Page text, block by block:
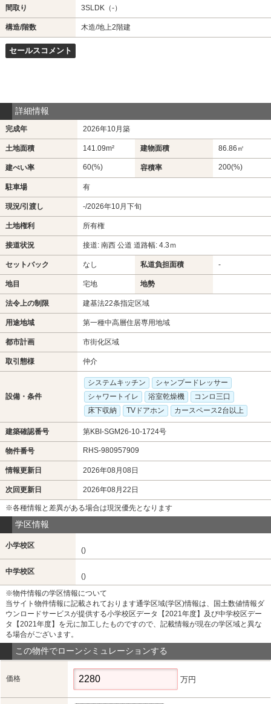
間取り 3SLDK（-）
構造/階数 木造/地上2階建
セールスコメント
詳細情報
完成年 2026年10月築
土地面積 141.09m² 建物面積 86.86㎡
建ぺい率 60(%) 容積率 200(%)
駐車場 有
現況/引渡し -/2026年10月下旬
土地権利 所有権
接道状況 接道: 南西 公道 道路幅: 4.3ｍ
セットバック なし 私道負担面積 -
地目 宅地 地勢
法令上の制限 建基法22条指定区域
用途地域 第一種中高層住居専用地域
都市計画 市街化区域
取引態様 仲介
設備・条件
システムキッチン
シャンプードレッサー
シャワートイレ
浴室乾燥機
コンロ三口
床下収納
TVドアホン カースペース2台以上
建築確認番号 第KBI-SGM26-10-1724号
物件番号 RHS-980957909
情報更新日 2026年08月08日
次回更新日 2026年08月22日
※各種情報と差異がある場合は現況優先となります
学区情報
小学校区
()
中学校区
()
※物件情報の学区情報について
当サイト物件情報に記載されております通学区域(学区)情報は、国土数値情報ダ
ウンロードサービスが提供する小学校区データ【2021年度】及び中学校区デー
タ【2021年度】を元に加工したものですので、記載情報が現在の学区域と異な
る場合がございます。
この物件でローンシミュレーションする
価格 万円